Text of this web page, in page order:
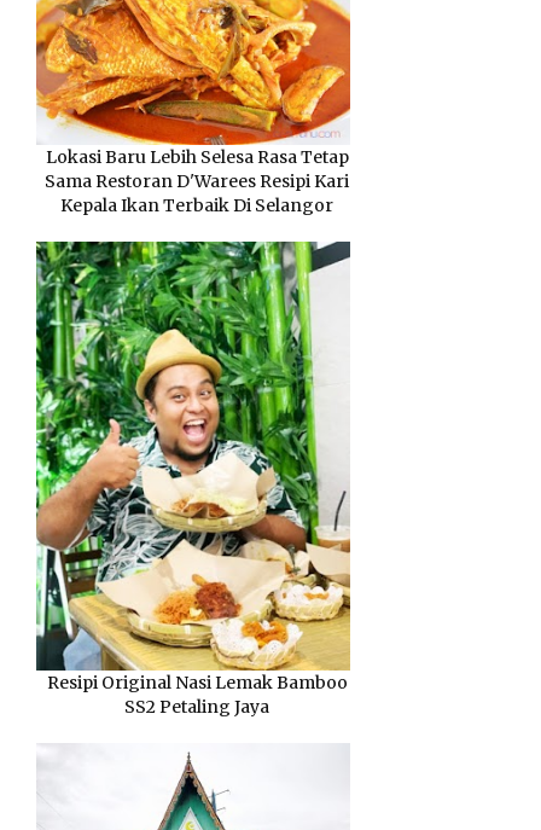
Lokasi Baru Lebih Selesa Rasa Tetap
Sama Restoran D'Warees Resipi Kari
Kepala Ikan Terbaik Di Selangor
Resipi Original Nasi Lemak Bamboo
SS2 Petaling Jaya